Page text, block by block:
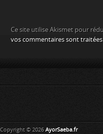
Ce site utilise Akismet pour
vos commentaires sont traitées
Copyright © 2026 AyorSaeba.fr